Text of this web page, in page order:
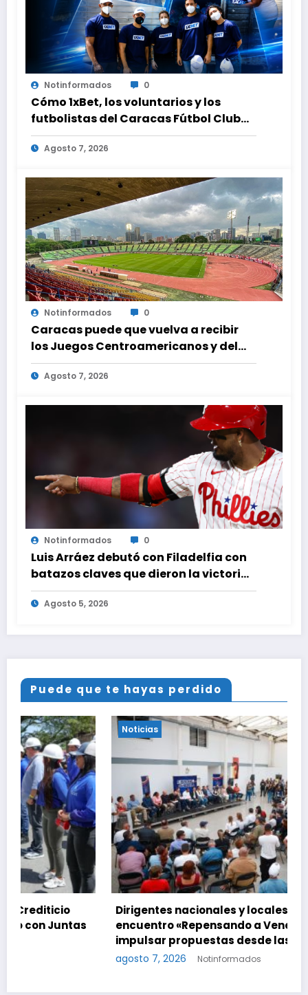
Notinformados 0
Cómo 1xBet, los voluntarios y los
futbolistas del Caracas Fútbol Club
juntaron fuerzas para ayudar a las
familias de Venezuela
Agosto 7, 2026
Notinformados 0
Caracas puede que vuelva a recibir
los Juegos Centroamericanos y del
Caribe tras mas de 70 años
Agosto 7, 2026
Notinformados 0
Luis Arráez debutó con Filadelfia con
batazos claves que dieron la victoria
ante Nacionales
Agosto 5, 2026
Puede que te hayas perdido
Noticias
Dirigentes nacionales y locales activan el
encuentro «Repensando a Venezuela» para
impulsar propuestas desde las comunidades
Notinformados